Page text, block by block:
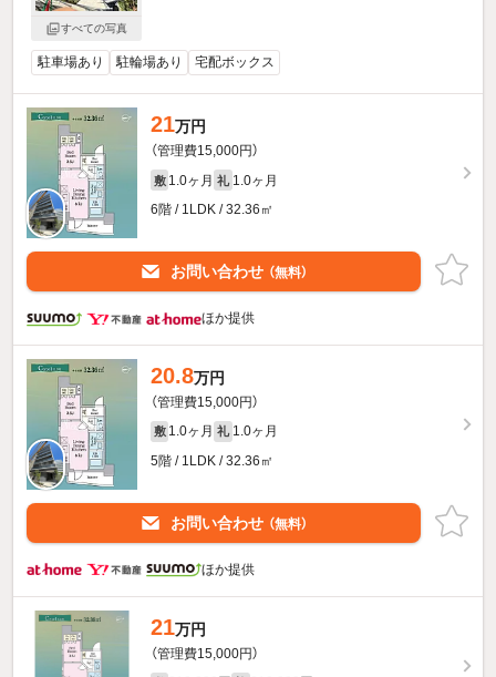
すべての写真
駐車場あり 駐輪場あり 宅配ボックス
21万円
（管理費15,000円）
敷 1.0ヶ月 礼 1.0ヶ月
6階 / 1LDK / 32.36㎡
お問い合わせ （無料）
ほか提供
20.8万円
（管理費15,000円）
敷 1.0ヶ月 礼 1.0ヶ月
5階 / 1LDK / 32.36㎡
お問い合わせ （無料）
ほか提供
21万円
（管理費15,000円）